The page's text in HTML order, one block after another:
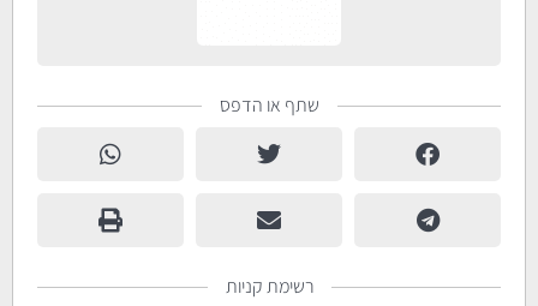
שתף או הדפס
רשימת קניות